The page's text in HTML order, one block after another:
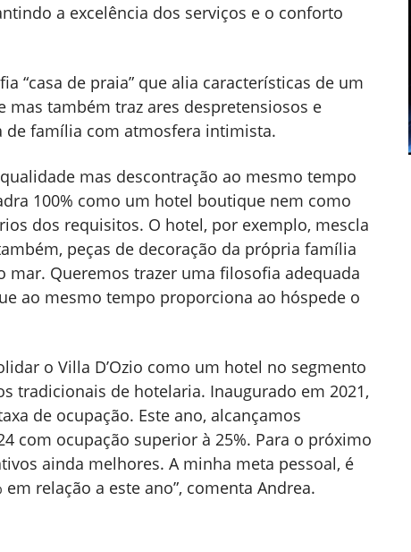
a excelência dos serviços e o conforto
“casa de praia” que alia características de um
também traz ares despretensiosos e
família com atmosfera intimista.
mas descontração ao mesmo tempo
100% como um hotel boutique nem como
dos requisitos. O hotel, por exemplo, mescla
peças de decoração da própria família
Queremos trazer uma filosofia adequada
ao mesmo tempo proporciona ao hóspede o
o Villa D’Ozio como um hotel no segmento
tradicionais de hotelaria. Inaugurado em 2021,
de ocupação. Este ano, alcançamos
com ocupação superior à 25%. Para o próximo
ainda melhores. A minha meta pessoal, é
relação a este ano”, comenta Andrea.